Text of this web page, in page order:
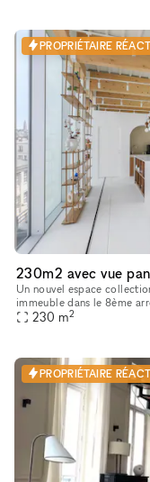
PROPRIÉTAIRE
230m2 avec vue
Un nouvel espace
immeuble dans le 8ème
d’affaires de Saint-
230 m2
PROPRIÉTAIRE